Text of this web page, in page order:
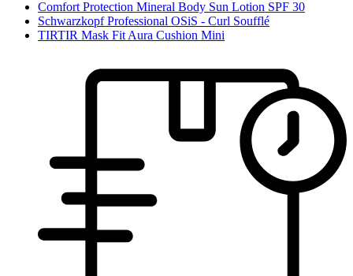
Comfort Protection Mineral Body Sun Lotion SPF 30
Schwarzkopf Professional OSiS - Curl Soufflé
TIRTIR Mask Fit Aura Cushion Mini